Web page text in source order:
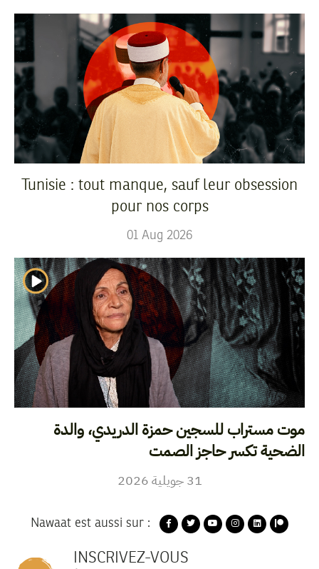
Tunisie : tout manque, sauf leur obsession
pour nos corps
01 Aug 2026
موت مستراب للسجين حمزة الدريدي، والدة
الضحية تكسر حاجز الصمت
31 جويلية2026
Nawaat est aussi sur :
INSCRIVEZ-VOUS